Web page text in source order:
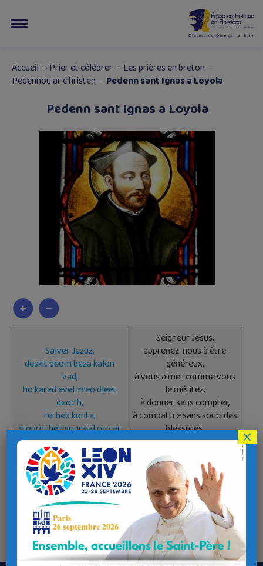
Accueil - Prier et célébrer - Les prières en breton -
Pedennou ar c’hristen - Pedenn sant Ignas a Loyola
Pedenn sant Ignas a Loyola
Salver Jezuz,
deskit deom beza kalon
vad,
ho kared evel m’eo dleet
deoc’h,
rei heb konta,
stourm heb soursial ouz ar
gloaziou,
labourad heb klask an
diskuiz,
en em zispign heb gortoz
gopr all ebed nemed
gouzoud
e reom ho Polontez Santel.
Seigneur Jésus,
apprenez-nous à être
généreux,
à vous aimer comme vous
le méritez,
à donner sans compter,
à combattre sans souci des
blessures,
à travailler sans chercher
à nous dépenser sans
attendre
d’autre récompense que
celle de savoir
que nous faisons votre
Sainte Volonté.
×